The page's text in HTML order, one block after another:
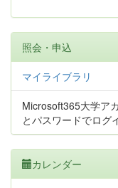
照会・申込
マイライブラリ
Microsoft365大学ア
とパスワードでログ
カレンダー